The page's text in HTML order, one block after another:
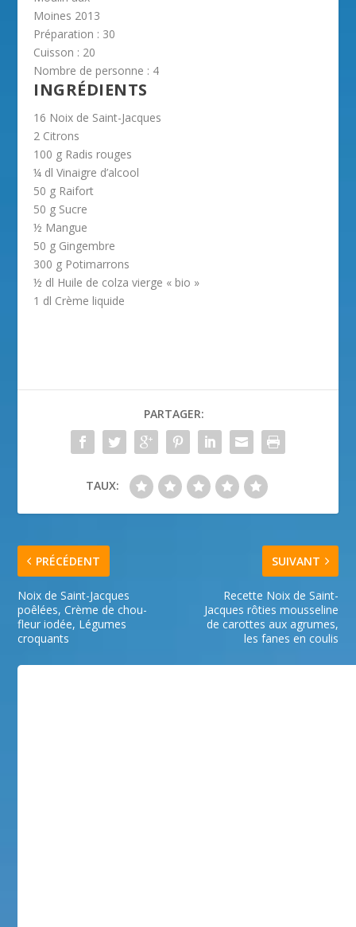
Moines 2013
Préparation : 30
Cuisson : 20
Nombre de personne : 4
INGRÉDIENTS
16 Noix de Saint-Jacques
2 Citrons
100 g Radis rouges
¼ dl Vinaigre d’alcool
50 g Raifort
50 g Sucre
½ Mangue
50 g Gingembre
300 g Potimarrons
½ dl Huile de colza vierge « bio »
1 dl Crème liquide
PARTAGER:
TAUX:
PRÉCÉDENT
Noix de Saint-Jacques
poêlées, Crème de chou-
fleur iodée, Légumes
croquants
SUIVANT
Recette Noix de Saint-
Jacques rôties mousseline
de carottes aux agrumes,
les fanes en coulis